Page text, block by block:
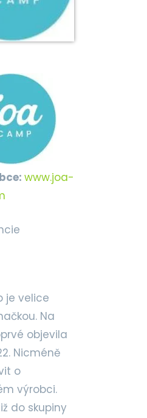
www.joa-
je velice
Na
objevila
Nicméně
o
výrobci.
do skupiny